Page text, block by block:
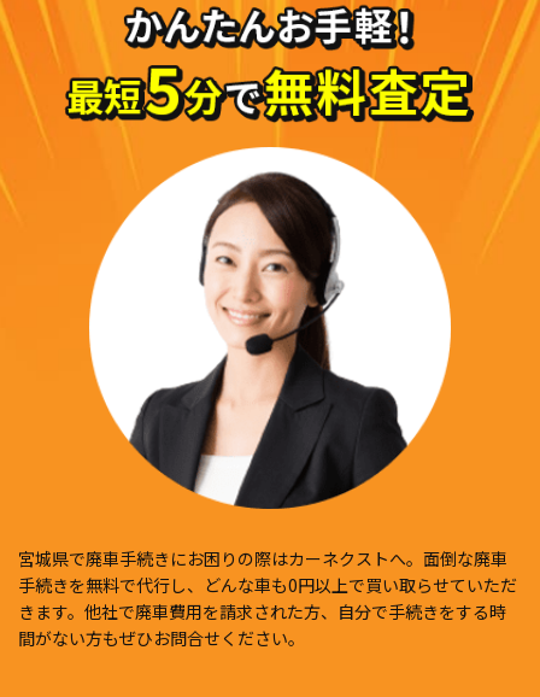
宮城県で廃車手続きにお困りの際はカーネクストへ。面倒な廃車
手続きを無料で代行し、どんな車も0円以上で買い取らせていただ
きます。他社で廃車費用を請求された方、自分で手続きをする時
間がない方もぜひお問合せください。